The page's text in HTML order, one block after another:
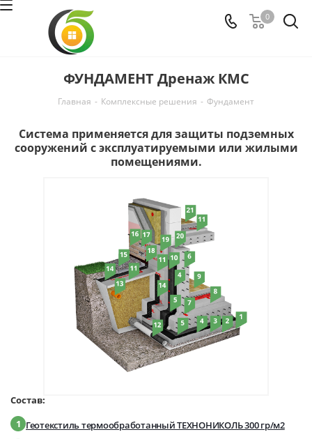
0
ФУНДАМЕНТ Дренаж КМС
Главная - Комплексные решения - Фундамент
Система применяется для защиты подземных
cооружений с эксплуатируемыми или жилыми
помещениями.
Состав:
1 Геотекстиль термообработанный ТЕХНОНИКОЛЬ 300 гр/м2